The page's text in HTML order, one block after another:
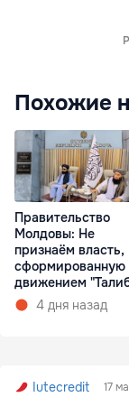
Похожие
Правительство
Молдовы: Не
признаём власть,
сформированную
движением
4 дня назад
Iutecredit 17